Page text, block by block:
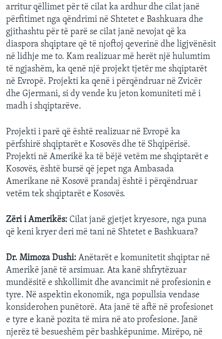
arritur qëllimet për të cilat ka ardhur dhe cilat janë
përfitimet nga qëndrimi në Shtetet e Bashkuara dhe
gjithashtu për të parë se cilat janë nevojat që ka
diaspora shqiptare që të njoftoj qeverinë dhe ligjvënësit
në lidhje me to. Kam realizuar më herët një hulumtim
të ngjashëm, ka qenë një projekt tjetër me shqiptarët
në Evropë. Projekti ka qenë i përqëndruar në Zvicër
dhe Gjermani, si dy vende ku jeton komuniteti më i
madh i shqiptarëve.
Projekti i parë që është realizuar në Evropë ka
përfshirë shqiptarët e Kosovës dhe të Shqipërisë.
Projekti në Amerikë ka të bëjë vetëm me shqiptarët e
Kosovës, është bursë që jepet nga Ambasada
Amerikane në Kosovë prandaj është i përqëndruar
vetëm tek shqiptarët e Kosovës.
Zëri i Amerikës: Cilat janë gjetjet kryesore, nga puna
që keni kryer deri më tani në Shtetet e Bashkuara?
Dr. Mimoza Dushi: Anëtarët e komunitetit shqiptar në
Amerikë janë të arsimuar. Ata kanë shfrytëzuar
mundësitë e shkollimit dhe avancimit në profesionin e
tyre. Në aspektin ekonomik, nga popullsia vendase
konsiderohen punëtorë. Ata janë të aftë në profesionet
e tyre e kanë pozita të mira në ato profesione. Janë
njerëz të besueshëm për bashkëpunime. Mirëpo, në